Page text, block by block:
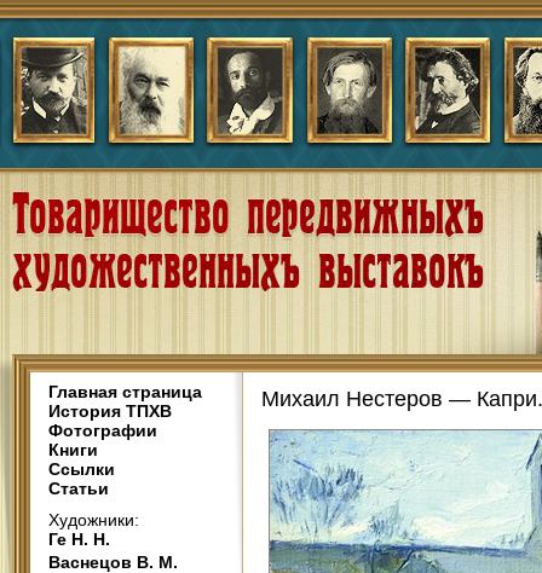
Главная страница
История ТПХВ
Фотографии
Книги
Ссылки
Статьи
Художники:
Ге Н. Н.
Васнецов В. М.
Михаил Нестеров —